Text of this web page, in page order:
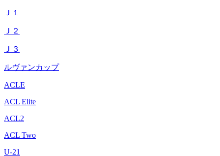
Ｊ１
Ｊ２
Ｊ３
ルヴァンカップ
ACLE
ACL Elite
ACL2
ACL Two
U-21